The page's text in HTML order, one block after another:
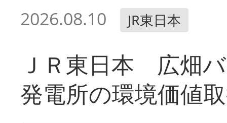
2026.08.10 JR東日本
ＪＲ東日本 広畑
発電所の環境価値